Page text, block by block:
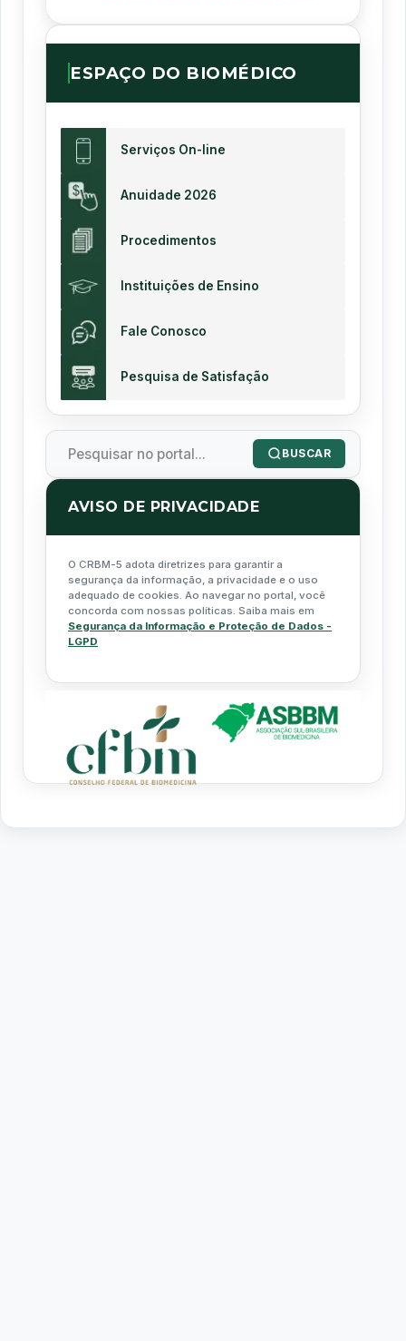
ESPAÇO DO BIOMÉDICO
Serviços On-line
Anuidade 2026
Procedimentos
Instituições de Ensino
Fale Conosco
Pesquisa de Satisfação
BUSCAR
AVISO DE PRIVACIDADE
O CRBM-5 adota diretrizes para garantir a
segurança da informação, a privacidade e o uso
adequado de cookies. Ao navegar no portal, você
concorda com nossas políticas. Saiba mais em
Segurança da Informação e Proteção de Dados -
LGPD